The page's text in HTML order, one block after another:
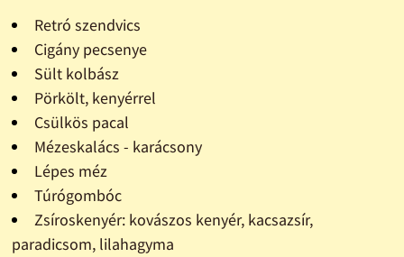
Retró szendvics
Cigány pecsenye
Sült kolbász
Pörkölt, kenyérrel
Csülkös pacal
Mézeskalács - karácsony
Lépes méz
Túrógombóc
Zsíroskenyér: kovászos kenyér, kacsazsír,
paradicsom, lilahagyma